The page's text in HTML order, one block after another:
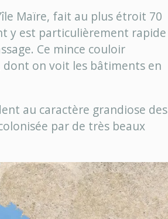
Maïre, fait au plus étroit 70
y est particulièrement rapide
Ce mince couloir
on voit les bâtiments en
au caractère grandiose des
par de très beaux